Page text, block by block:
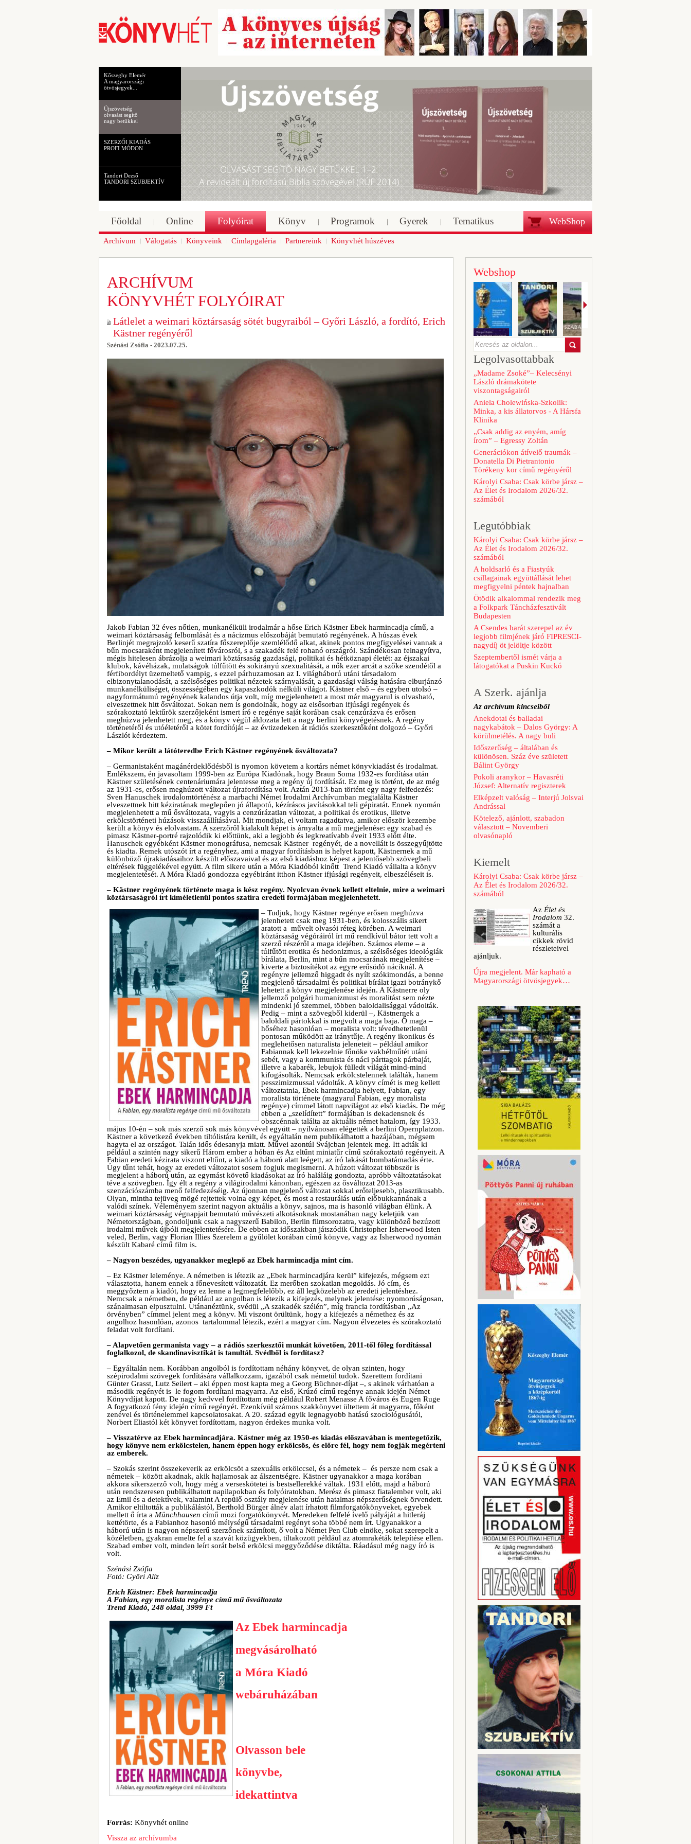
Kőszeghy Elemér
A magyarországi
ötvösjegyek...
Újszövetség
olvasást segítő
nagy betűkkel
SZERZŐI KIADÁS
PROFI MÓDON
Tandori Dezső
TANDORI SZUBJEKTÍV
WebShop
Főoldal Online Folyóirat Könyv Programok Gyerek Tematikus
Archívum Válogatás Könyveink Címlapgaléria Partnereink Könyvhét húszéves
ARCHÍVUM
KÖNYVHÉT FOLYÓIRAT
Látlelet a weimari köztársaság sötét bugyraiból – Győri László, a fordító, Erich
Kästner regényéről
Szénási Zsófia - 2023.07.25.
Jakob Fabian 32 éves nőtlen, munkanélküli irodalmár a hőse Erich Kästner Ebek harmincadja című, a
weimari köztársaság felbomlását és a nácizmus előszobáját bemutató regényének. A húszas évek
Berlinjét megrajzoló keserű szatíra főszereplője szemlélődő alkat, akinek pontos megfigyelései vannak a
bűn mocsaraként megjelenített fővárosról, s a szakadék felé rohanó országról. Szándékosan felnagyítva,
mégis hitelesen ábrázolja a weimari köztársaság gazdasági, politikai és hétköznapi életét: az éjszakai
klubok, kávéházak, mulatságok túlfűtött és sokirányú szexualitását, a nők ezer arcát a szőke szendétől a
férfibordélyt üzemeltető vampig, s ezzel párhuzamosan az I. világháború utáni társadalom
elbizonytalanodását, a szélsőséges politikai nézetek szárnyalását, a gazdasági válság hatására elburjánzó
munkanélküliséget, összességében egy kapaszkodók nélküli világot. Kästner első – és egyben utolsó –
nagyformátumú regényének kalandos útja volt, míg megjelenhetett a most már magyarul is olvasható,
elveszettnek hitt ősváltozat. Sokan nem is gondolnák, hogy az elsősorban ifjúsági regények és
szórakoztató lektűrök szerzőjeként ismert író e regénye saját korában csak cenzúrázva és erősen
meghúzva jelenhetett meg, és a könyv végül áldozata lett a nagy berlini könyvégetésnek. A regény
történetéről és utóéletéről a kötet fordítóját – az évtizedeken át rádiós szerkesztőként dolgozó – Győri
Lászlót kérdeztem.
– Mikor került a látóteredbe Erich Kästner regényének ősváltozata?
– Germanistaként magánérdeklődésből is nyomon követem a kortárs német könyvkiadást és irodalmat.
Emlékszem, én javasoltam 1999-ben az Európa Kiadónak, hogy Braun Soma 1932-es fordítása után
Kästner születésének centenáriumára jelentesse meg a regény új fordítását. Ez meg is történt, de az még
az 1931-es, erősen meghúzott változat újrafordítása volt. Aztán 2013-ban történt egy nagy felfedezés:
Sven Hanuschek irodalomtörténész a marbachi Német Irodalmi Archívumban megtalálta Kästner
elveszettnek hitt kéziratának meglepően jó állapotú, kézírásos javításokkal teli gépiratát. Ennek nyomán
megjelenhetett a mű ősváltozata, vagyis a cenzúrázatlan változat, a politikai és erotikus, illetve
erkölcstörténeti húzások visszaállításával. Mit mondjak, el voltam ragadtatva, amikor először kezembe
került a könyv és elolvastam. A szerzőről kialakult képet is árnyalta a mű megjelenése: egy szabad és
pimasz Kästner-portré rajzolódik ki előttünk, aki a legjobb és legkreatívabb éveit 1933 előtt élte.
Hanuschek egyébként Kästner monográfusa, nemcsak Kästner regényét, de a novelláit is összegyűjtötte
és kiadta. Remek utószót írt a regényhez, ami a magyar fordításban is helyet kapott, Kästnernek a mű
különböző újrakiadásaihoz készült előszavaival és az első kiadáshoz képest a jelentősebb szövegbeli
eltérések függelékével együtt. A film sikere után a Móra Kiadóból kinőtt Trend Kiadó vállalta a könyv
megjelentetését. A Móra Kiadó gondozza egyébiránt itthon Kästner ifjúsági regényeit, elbeszéléseit is.
– Kästner regényének története maga is kész regény. Nyolcvan évnek kellett eltelnie, mire a weimari
köztársaságról írt kíméletlenül pontos szatíra eredeti formájában megjelenhetett.
– Tudjuk, hogy Kästner regénye erősen meghúzva
jelenhetett csak meg 1931-ben, és kolosszális sikert
aratott a művelt olvasói réteg körében. A weimari
köztársaság végóráiról írt mű rendkívül bátor tett volt a
szerző részéről a maga idejében. Számos eleme – a
túlfűtött erotika és hedonizmus, a szélsőséges ideológiák
bírálata, Berlin, mint a bűn mocsarának megjelenítése –
kiverte a biztosítékot az egyre erősödő náciknál. A
regényre jellemző higgadt és nyílt szókimondás, a benne
megjelenő társadalmi és politikai bírálat igazi botránykő
lehetett a könyv megjelenése idején. A Kästnerre oly
jellemző polgári humanizmust és moralitást sem nézte
mindenki jó szemmel, többen baloldalisággal vádolták.
Pedig – mint a szövegből kiderül –, Kästnernek a
baloldali pártokkal is megvolt a maga baja. Ő maga –
hőséhez hasonlóan – moralista volt: tévedhetetlenül
pontosan működött az iránytűje. A regény ikonikus és
meglehetősen naturalista jeleneteit – például amikor
Fabiannak kell lekezelnie főnöke vakbélműtét utáni
sebét, vagy a kommunista és náci párttagok párbaját,
illetve a kabarék, lebujok fülledt világát mind-mind
kifogásolták. Nemcsak erkölcstelennek találták, hanem
pesszimizmussal vádolták. A könyv címét is meg kellett
változtatnia, Ebek harmincadja helyett, Fabian, egy
moralista története (magyarul Fabian, egy moralista
regénye) címmel látott napvilágot az első kiadás. De még
ebben a „szelídített” formájában is dekadensnek és
obszcénnak találta az aktuális német hatalom, így 1933.
május 10-én – sok más szerző sok más könyvével együtt – nyilvánosan elégették a berlini Opernplatzon.
Kästner a következő években tiltólistára került, és egyáltalán nem publikálhatott a hazájában, mégsem
hagyta el az országot. Talán idős édesanyja miatt. Művei azontúl Svájcban jelentek meg. Itt adták ki
például a szintén nagy sikerű Három ember a hóban és Az eltűnt miniatűr című szórakoztató regényeit. A
Fabian eredeti kézirata viszont eltűnt, a kiadó a háború alatt leégett, az író lakását bombatámadás érte.
Úgy tűnt tehát, hogy az eredeti változatot sosem fogjuk megismerni. A húzott változat többször is
megjelent a háború után, az egymást követő kiadásokat az író haláláig gondozta, apróbb változtatásokat
téve a szövegben. Így élt a regény a világirodalmi kánonban, egészen az ősváltozat 2013-as
szenzációszámba menő felfedezéséig. Az újonnan megjelenő változat sokkal erőteljesebb, plasztikusabb.
Olyan, mintha tejüveg mögé rejtettek volna egy képet, és most a restaurálás után előbukkannának a
valódi színek. Véleményem szerint nagyon aktuális a könyv, sajnos, ma is hasonló világban élünk. A
weimari köztársaság végnapjait bemutató művészeti alkotásoknak mostanában nagy keletjük van
Németországban, gondoljunk csak a nagyszerű Babilon, Berlin filmsorozatra, vagy különböző bezúzott
irodalmi művek újbóli megjelentetésére. De ebben az időszakban játszódik Christopher ​Isherwood Isten
veled, Berlin, vagy Florian Illies Szerelem a gyűlölet korában című könyve, vagy az Isherwood nyomán
készült Kabaré című film is.
– Nagyon beszédes, ugyanakkor meglepő az Ebek harmincadja mint cím.
– Ez Kästner leleménye. A németben is létezik az „Ebek harmincadjára kerül” kifejezés, mégsem ezt
választotta, hanem ennek a főnevesített változatát. Ez merőben szokatlan megoldás. Jó cím, és
meggyőztem a kiadót, hogy ez lenne a legmegfelelőbb, ez áll legközelebb az eredeti jelentéshez.
Nemcsak a németben, de például az angolban is létezik a kifejezés, melynek jelentése: nyomorúságosan,
szánalmasan elpusztulni. Utánanéztünk, svédül „A szakadék szélén”, míg francia fordításban „Az
örvényben” címmel jelent meg a könyv. Mi viszont örültünk, hogy a kifejezés a némethez és az
angolhoz hasonlóan, azonos tartalommal létezik, ezért a magyar cím. Nagyon élvezetes és szórakoztató
feladat volt fordítani.
– Alapvetően germanista vagy – a rádiós szerkesztői munkát követően, 2011-től főleg fordítással
foglalkozol, de skandinavisztikát is tanultál. Svédből is fordítasz?
– Egyáltalán nem. Korábban angolból is fordítottam néhány könyvet, de olyan szinten, hogy
szépirodalmi szövegek fordítására vállalkozzam, igazából csak németül tudok. Szerettem fordítani
Günter Grasst, Lutz Seilert – aki éppen most kapta meg a Georg Büchner-díjat –, s akinek várhatóan a
második regényét is le fogom fordítani magyarra. Az első, Krúzó című regénye annak idején Német
Könyvdíjat kapott. De nagy kedvvel fordítottam még például Robert Menasse A főváros és Eugen Ruge
A fogyatkozó fény idején című regényét. Ezenkívül számos szakkönyvet ültettem át magyarra, főként
zenével és történelemmel kapcsolatosakat. A 20. század egyik legnagyobb hatású szociológusától,
Norbert Eliastól két könyvet fordítottam, nagyon érdekes munka volt.
– Visszatérve az Ebek harmincadjára. Kästner még az 1950-es kiadás előszavában is mentegetőzik,
hogy könyve nem erkölcstelen, hanem éppen hogy erkölcsös, és előre fél, hogy nem fogják megérteni
az emberek.
– Szokás szerint összekeverik az erkölcsöt a szexuális erkölccsel, és a németek – és persze nem csak a
németek – között akadnak, akik hajlamosak az álszentségre. Kästner ugyanakkor a maga korában
akkora sikerszerző volt, hogy még a verseskötetei is bestsellerekké váltak. 1931 előtt, majd a háború
után rendszeresen publikálhatott napilapokban és folyóiratokban. Merész és pimasz fiatalember volt, aki
az Emil és a detektívek, valamint A repülő osztály megjelenése után hatalmas népszerűségnek örvendett.
Amikor eltiltották a publikálástól, Berthold Bürger álnév alatt írhatott filmforgatókönyveket, egyebek
mellett ő írta a Münchhausen című mozi forgatókönyvét. Meredeken felfelé ívelő pályáját a hitleráj
kettétörte, és a Fabianhoz hasonló mélységű társadalmi regényt soha többé nem írt. Ugyanakkor a
háború után is nagyon népszerű szerzőnek számított, ő volt a Német Pen Club elnöke, sokat szerepelt a
közéletben, gyakran emelte fel a szavát közügyekben, tiltakozott például az atomrakéták telepítése ellen.
Szabad ember volt, minden leírt sorát belső erkölcsi meggyőződése diktálta. Ráadásul még nagy író is
volt.
Szénási Zsófia
Fotó: Győri Alíz
Erich Kästner: Ebek harmincadja
A Fabian, egy moralista regénye című mű ősváltozata
Trend Kiadó, 248 oldal, 3999 Ft
Az Ebek harmincadja
megvásárolható
a Móra Kiadó
webáruházában
Olvasson bele
könyvbe,
idekattintva
Forrás: Könyvhét online
Vissza az archívumba
Webshop
Legolvasottabbak
„Madame Zsoké”– Kelecsényi
László drámakötete
viszontagságairól
Aniela Cholewińska-Szkolik:
Minka, a kis állatorvos - A Hársfa
Klinika
„Csak addig az enyém, amíg
írom” – Egressy Zoltán
Generációkon átívelő traumák –
Donatella Di Pietrantonio
Törékeny kor című regényéről
Károlyi Csaba: Csak körbe jársz –
Az Élet és Irodalom 2026/32.
számából
Legutóbbiak
Károlyi Csaba: Csak körbe jársz –
Az Élet és Irodalom 2026/32.
számából
A holdsarló és a Fiastyúk
csillagainak együttállását lehet
megfigyelni péntek hajnalban
Ötödik alkalommal rendezik meg
a Folkpark Táncházfesztivált
Budapesten
A Csendes barát szerepel az év
legjobb filmjének járó FIPRESCI-
nagydíj öt jelöltje között
Szeptembertől ismét várja a
látogatókat a Puskin Kuckó
A Szerk. ajánlja
Az archívum kincseiből
Anekdotai és balladai
nagykabátok – Dalos György: A
körülmetélés. A nagy buli
Időszerűség – általában és
különösen. Száz éve született
Bálint György
Pokoli aranykor – Havasréti
József: Alternatív regiszterek
Elképzelt valóság – Interjú Jolsvai
Andrással
Kötelező, ajánlott, szabadon
választott – Novemberi
olvasónapló
Kiemelt
Károlyi Csaba: Csak körbe jársz –
Az Élet és Irodalom 2026/32.
számából
Az Élet és
Irodalom 32.
számát a
kulturális
cikkek rövid
részleteivel
ajánljuk.
Újra megjelent. Már kapható a
Magyarországi ötvösjegyek…